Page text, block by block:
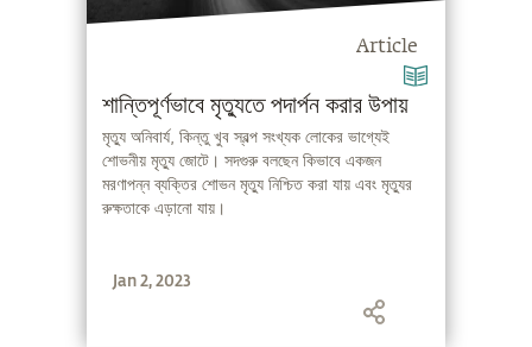
Article
শান্তিপূর্ণভাবে মৃত্যুতে পদার্পন করার উপায়
মৃত্যু অনিবার্য, কিন্তু খুব স্বল্প সংখ্যক লোকের ভাগ্যেই
শোভনীয় মৃত্যু জোটে। সদগুরু বলছেন কিভাবে একজন
মরণাপন্ন ব্যক্তির শোভন মৃত্যু নিশ্চিত করা যায় এবং মৃত্যুর
রুক্ষতাকে এড়ানো যায়।
Jan 2, 2023